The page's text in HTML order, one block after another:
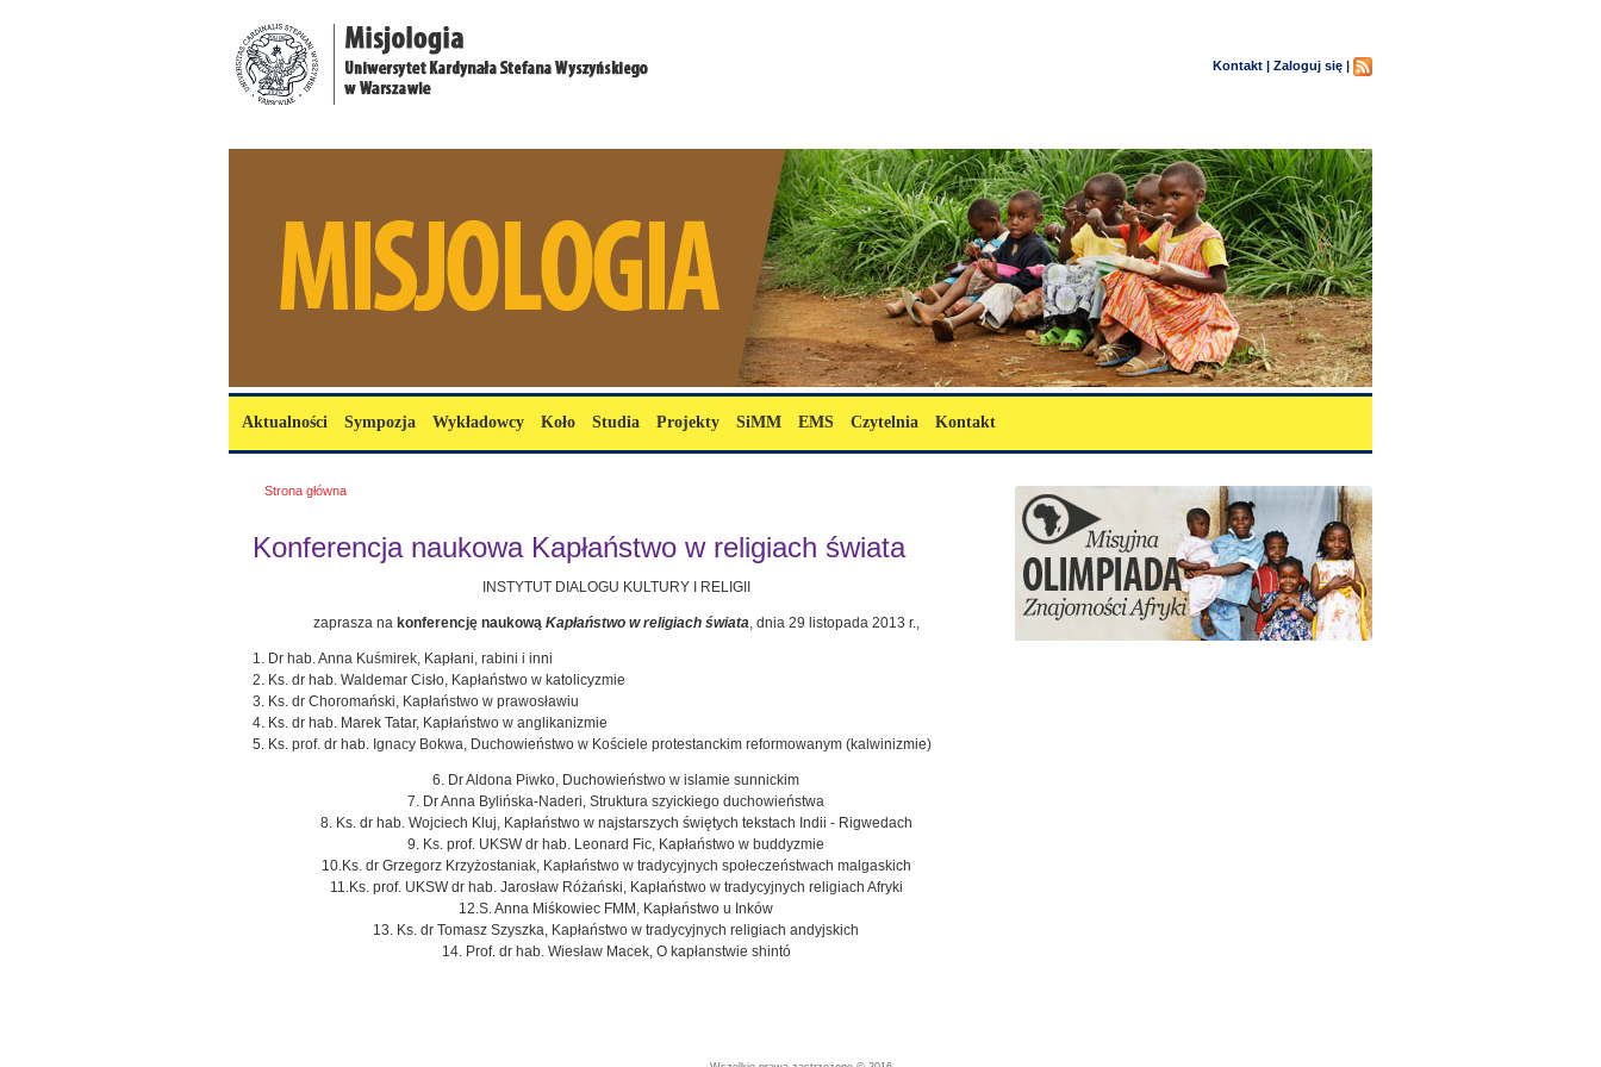
Kontakt | Zaloguj się |
Menu główne
Aktualności Sympozja Wykładowcy Koło Studia Projekty SiMM EMS Czytelnia Kontakt
Jesteś tutaj
Strona główna
Konferencja naukowa Kapłaństwo w religiach świata
INSTYTUT DIALOGU KULTURY I RELIGII
zaprasza na konferencję naukową Kapłaństwo w religiach świata, dnia 29 listopada 2013 r.,
1. Dr hab. Anna Kuśmirek, Kapłani, rabini i inni
2. Ks. dr hab. Waldemar Cisło, Kapłaństwo w katolicyzmie
3. Ks. dr Choromański, Kapłaństwo w prawosławiu
4. Ks. dr hab. Marek Tatar, Kapłaństwo w anglikanizmie
5. Ks. prof. dr hab. Ignacy Bokwa, Duchowieństwo w Kościele protestanckim reformowanym (kalwinizmie)
6. Dr Aldona Piwko, Duchowieństwo w islamie sunnickim
7. Dr Anna Bylińska-Naderi, Struktura szyickiego duchowieństwa
8. Ks. dr hab. Wojciech Kluj, Kapłaństwo w najstarszych świętych tekstach Indii - Rigwedach
9. Ks. prof. UKSW dr hab. Leonard Fic, Kapłaństwo w buddyzmie
10.Ks. dr Grzegorz Krzyżostaniak, Kapłaństwo w tradycyjnych społeczeństwach malgaskich
11.Ks. prof. UKSW dr hab. Jarosław Różański, Kapłaństwo w tradycyjnych religiach Afryki
12.S. Anna Miśkowiec FMM, Kapłaństwo u Inków
13. Ks. dr Tomasz Szyszka, Kapłaństwo w tradycyjnych religiach andyjskich
14. Prof. dr hab. Wiesław Macek, O kapłanstwie shintó